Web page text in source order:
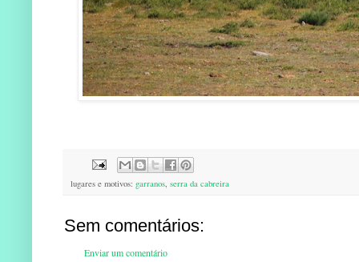
lugares e motivos: garranos, serra da cabreira
Sem comentários:
Enviar um comentário